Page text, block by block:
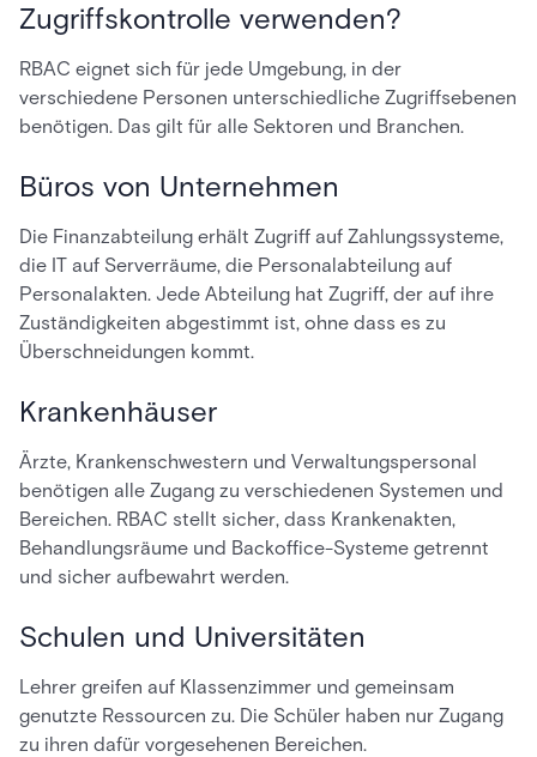
Zugriffskontrolle verwenden?
RBAC eignet sich für jede Umgebung, in der
verschiedene Personen unterschiedliche Zugriffsebenen
benötigen. Das gilt für alle Sektoren und Branchen.
Büros von Unternehmen
Die Finanzabteilung erhält Zugriff auf Zahlungssysteme,
die IT auf Serverräume, die Personalabteilung auf
Personalakten. Jede Abteilung hat Zugriff, der auf ihre
Zuständigkeiten abgestimmt ist, ohne dass es zu
Überschneidungen kommt.
Krankenhäuser
Ärzte, Krankenschwestern und Verwaltungspersonal
benötigen alle Zugang zu verschiedenen Systemen und
Bereichen. RBAC stellt sicher, dass Krankenakten,
Behandlungsräume und Backoffice-Systeme getrennt
und sicher aufbewahrt werden.
Schulen und Universitäten
Lehrer greifen auf Klassenzimmer und gemeinsam
genutzte Ressourcen zu. Die Schüler haben nur Zugang
zu ihren dafür vorgesehenen Bereichen.